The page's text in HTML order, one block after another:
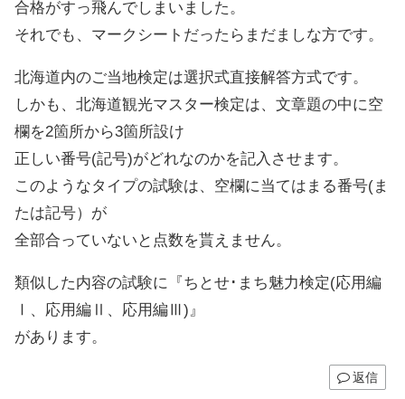
合格がすっ飛んでしまいました。
それでも、マークシートだったらまだましな方です。
北海道内のご当地検定は選択式直接解答方式です。
しかも、北海道観光マスター検定は、文章題の中に空
欄を2箇所から3箇所設け
正しい番号(記号)がどれなのかを記入させます。
このようなタイプの試験は、空欄に当てはまる番号(ま
たは記号）が
全部合っていないと点数を貰えません。
類似した内容の試験に『ちとせ･まち魅力検定(応用編
Ⅰ、応用編Ⅱ、応用編Ⅲ)』
があります。
返信